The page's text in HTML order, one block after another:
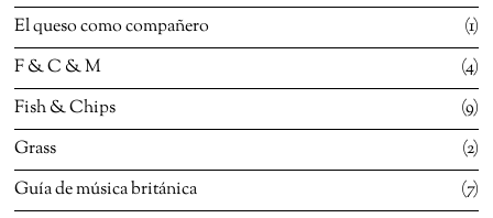
El queso como compañero
1
F & C & M
4
Fish & Chips
9
Grass
2
Guía de música británica
7